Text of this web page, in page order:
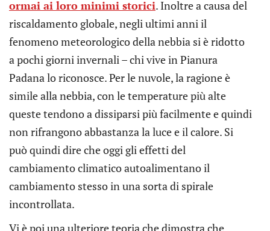
ormai ai loro minimi storici. Inoltre a causa del
riscaldamento globale, negli ultimi anni il
fenomeno meteorologico della nebbia si è ridotto
a pochi giorni invernali – chi vive in Pianura
Padana lo riconosce. Per le nuvole, la ragione è
simile alla nebbia, con le temperature più alte
queste tendono a dissiparsi più facilmente e quindi
non rifrangono abbastanza la luce e il calore. Si
può quindi dire che oggi gli effetti del
cambiamento climatico autoalimentano il
cambiamento stesso in una sorta di spirale
incontrollata.
Vi è poi una ulteriore teoria che dimostra che